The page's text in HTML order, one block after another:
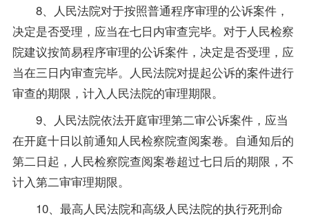
8、人民法院对于按照普通程序审理的公诉案件，
决定是否受理，应当在七日内审查完毕。对于人民检察
院建议按简易程序审理的公诉案件，决定是否受理，应
当在三日内审查完毕。人民法院对提起公诉的案件进行
审查的期限，计入人民法院的审理期限。
9、人民法院依法开庭审理第二审公诉案件，应当
在开庭十日以前通知人民检察院查阅案卷。自通知后的
第二日起，人民检察院查阅案卷超过七日后的期限，不
计入第二审审理期限。
10、最高人民法院和高级人民法院的执行死刑命